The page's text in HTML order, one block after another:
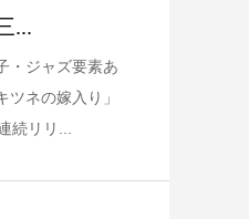
...
・ジャズ要素あ
ツネの嫁入り」
続リリ...